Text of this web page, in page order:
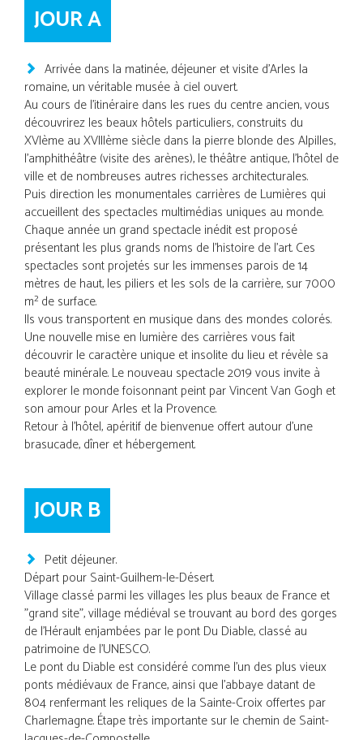
JOUR A
Arrivée dans la matinée, déjeuner et visite d'Arles la
romaine, un véritable musée à ciel ouvert.
Au cours de l'itinéraire dans les rues du centre ancien, vous
découvrirez les beaux hôtels particuliers, construits du
XVIème au XVIIIème siècle dans la pierre blonde des Alpilles,
l'amphithéâtre (visite des arènes), le théâtre antique, l'hôtel de
ville et de nombreuses autres richesses architecturales.
Puis direction les monumentales carrières de Lumières qui
accueillent des spectacles multimédias uniques au monde.
Chaque année un grand spectacle inédit est proposé
présentant les plus grands noms de l'histoire de l'art. Ces
spectacles sont projetés sur les immenses parois de 14
mètres de haut, les piliers et les sols de la carrière, sur 7000
m² de surface.
Ils vous transportent en musique dans des mondes colorés.
Une nouvelle mise en lumière des carrières vous fait
découvrir le caractère unique et insolite du lieu et révèle sa
beauté minérale. Le nouveau spectacle 2019 vous invite à
explorer le monde foisonnant peint par Vincent Van Gogh et
son amour pour Arles et la Provence.
Retour à l'hôtel, apéritif de bienvenue offert autour d'une
brasucade, dîner et hébergement.
JOUR B
Petit déjeuner.
Départ pour Saint-Guilhem-le-Désert.
Village classé parmi les villages les plus beaux de France et
"grand site", village médiéval se trouvant au bord des gorges
de l'Hérault enjambées par le pont Du Diable, classé au
patrimoine de l'UNESCO.
Le pont du Diable est considéré comme l'un des plus vieux
ponts médiévaux de France, ainsi que l'abbaye datant de
804 renfermant les reliques de la Sainte-Croix offertes par
Charlemagne. Étape très importante sur le chemin de Saint-